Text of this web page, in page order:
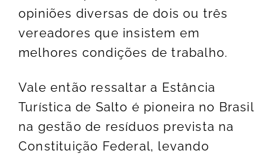
opiniões diversas de dois ou três
vereadores que insistem em
melhores condições de trabalho.
Vale então ressaltar a Estância
Turística de Salto é pioneira no Brasil
na gestão de resíduos prevista na
Constituição Federal, levando